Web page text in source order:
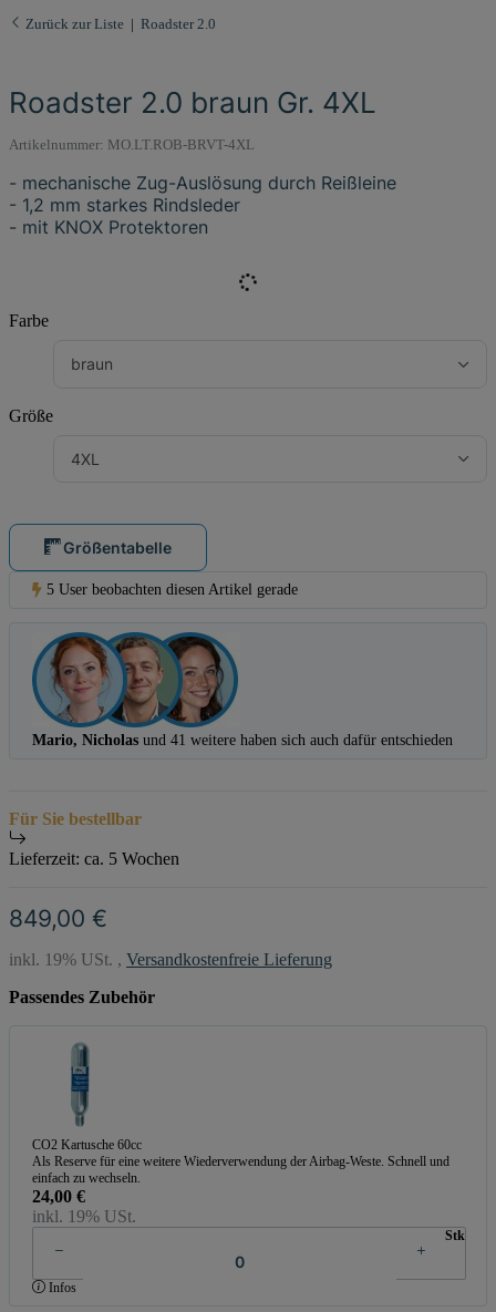
Zurück zur Liste Roadster 2.0
Roadster 2.0 braun Gr. 4XL
Artikelnummer: MO.LT.ROB-BRVT-4XL
- mechanische Zug-Auslösung durch Reißleine
- 1,2 mm starkes Rindsleder
- mit KNOX Protektoren
Farbe
braun
Größe
4XL
Größentabelle
5 User beobachten diesen Artikel gerade
Mario, Nicholas und 41 weitere haben sich auch dafür entschieden
Für Sie bestellbar
Lieferzeit: ca. 5 Wochen
849,00 €
inkl. 19% USt. , Versandkostenfreie Lieferung
Passendes Zubehör
CO2 Kartusche 60cc
Als Reserve für eine weitere Wiederverwendung der Airbag-Weste. Schnell und
einfach zu wechseln.
24,00 €
inkl. 19% USt.
Stk
Infos